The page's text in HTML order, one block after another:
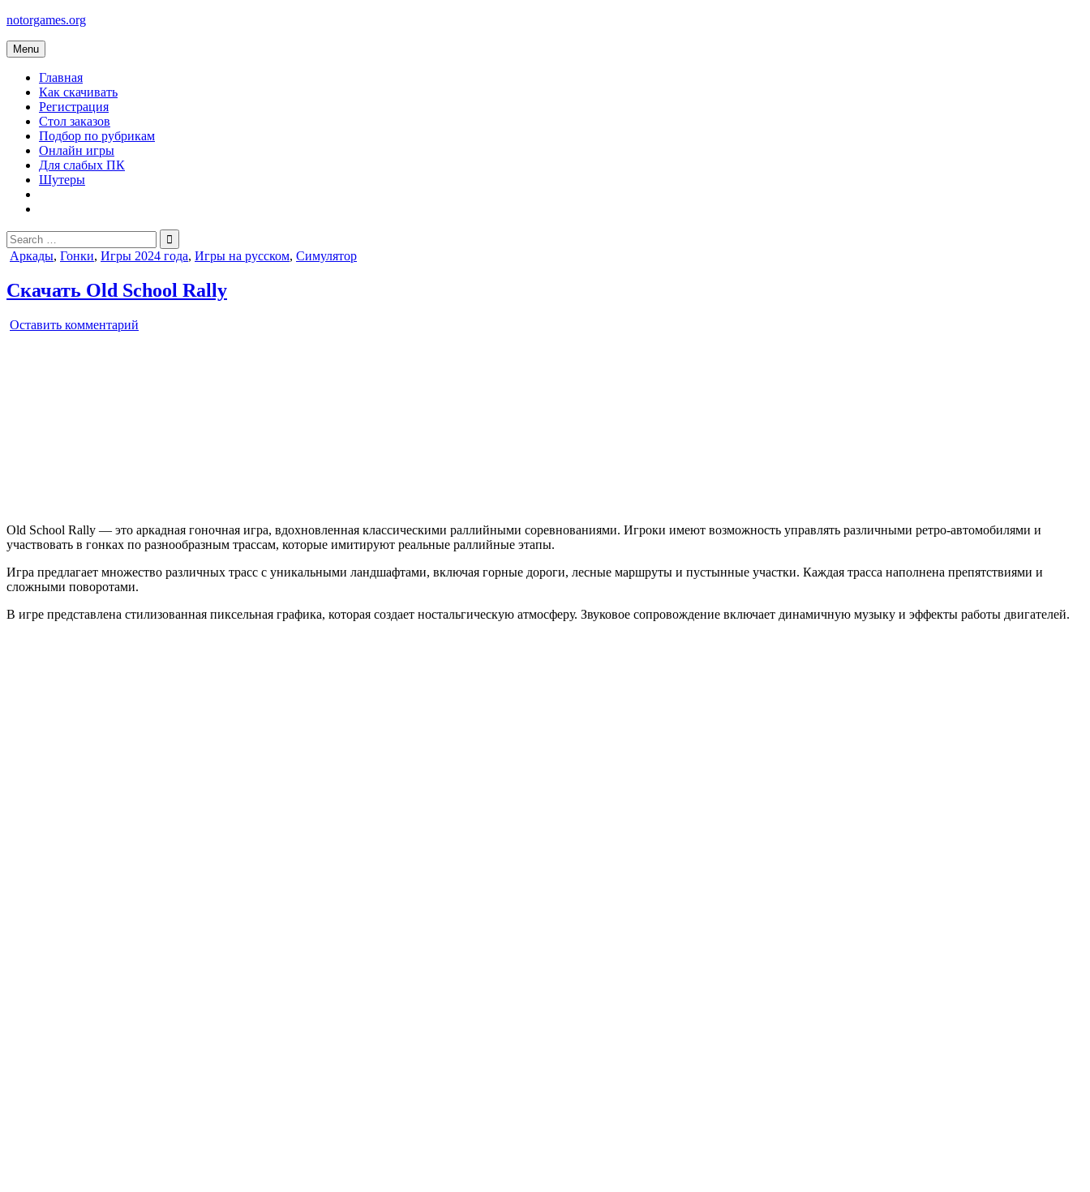
Skip
content
notorgames.org
Menu
Главная
Как скачивать
Регистрация
Стол заказов
Подбор по рубрикам
Онлайн игры
Для слабых ПК
Шутеры
Search
for:
Posted
Аркады, Гонки, Игры 2024 года, Игры на русском, Симулятор
Скачать Old School Rally
Оставить комментарий
Old School Rally — это аркадная гоночная игра, вдохновленная классическими раллийными соревнованиями. Игроки имеют возможность управлять различными ретро-автомобилями и
участвовать в гонках по разнообразным трассам, которые имитируют реальные раллийные этапы.
Игра предлагает множество различных трасс с уникальными ландшафтами, включая горные дороги, лесные маршруты и пустынные участки. Каждая трасса наполнена препятствиями и
сложными поворотами.
В игре представлена стилизованная пиксельная графика, которая создает ностальгическую атмосферу. Звуковое сопровождение включает динамичную музыку и эффекты работы двигателей.